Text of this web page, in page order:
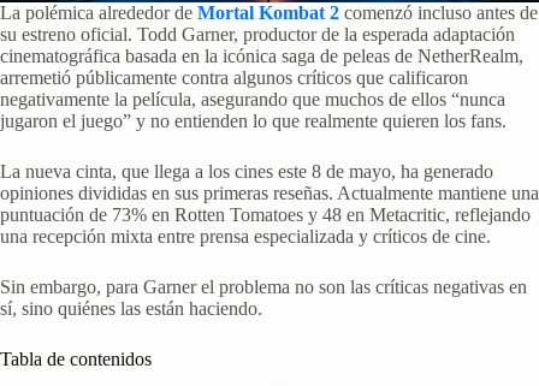
La polémica alrededor de Mortal Kombat 2 comenzó incluso antes de
su estreno oficial. Todd Garner, productor de la esperada adaptación
cinematográfica basada en la icónica saga de peleas de NetherRealm,
arremetió públicamente contra algunos críticos que calificaron
negativamente la película, asegurando que muchos de ellos “nunca
jugaron el juego” y no entienden lo que realmente quieren los fans.
La nueva cinta, que llega a los cines este 8 de mayo, ha generado
opiniones divididas en sus primeras reseñas. Actualmente mantiene una
puntuación de 73% en Rotten Tomatoes y 48 en Metacritic, reflejando
una recepción mixta entre prensa especializada y críticos de cine.
Sin embargo, para Garner el problema no son las críticas negativas en
sí, sino quiénes las están haciendo.
Tabla de contenidos